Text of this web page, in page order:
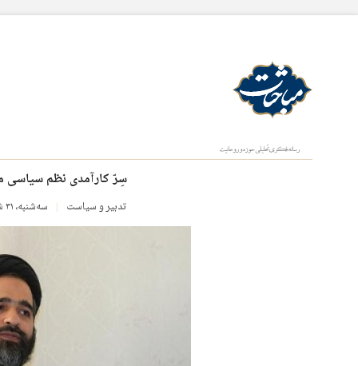
سِرّ کارآمدی نظم‌ سیاسی
تدبیر و سیاست سه‌شنبه، ۳۱ شهریور ۱۳۹۴